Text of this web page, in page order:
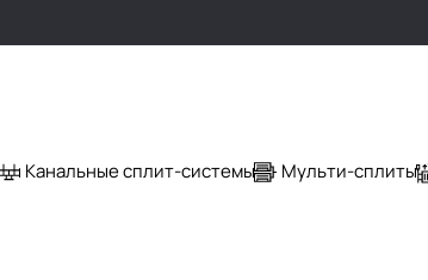
Канальные сплит-системы Мульти-сплиты